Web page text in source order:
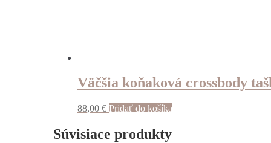
Väčšia koňaková crossbody
88,00 € Pridať do košíka
Súvisiace produkty